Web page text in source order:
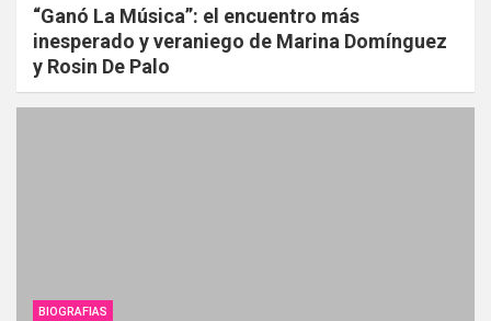
“Ganó La Música”: el encuentro más
inesperado y veraniego de Marina Domínguez
y Rosin De Palo
BIOGRAFIAS